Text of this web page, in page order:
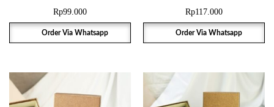
Rp99.000
Order Via Whatsapp
Rp117.000
Order Via Whatsapp